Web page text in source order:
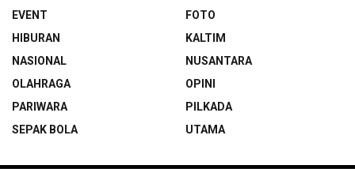
EVENT
FOTO
HIBURAN
KALTIM
NASIONAL
NUSANTARA
OLAHRAGA
OPINI
PARIWARA
PILKADA
SEPAK BOLA
UTAMA